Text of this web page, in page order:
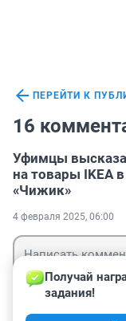
ПЕРЕЙТИ К
16
Уфимцы
на товары IKEA
«Чижик»
4 февраля 2025, 06:00
Получай
задания!